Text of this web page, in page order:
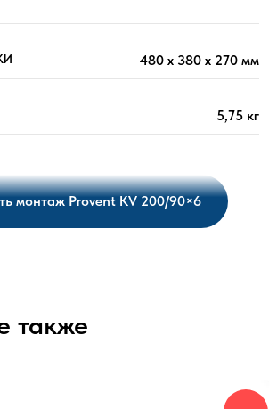
480 х 380 х 270 мм
5,75 кг
монтаж Provent KV 200/90×6
также